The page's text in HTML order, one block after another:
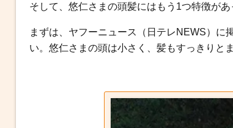
そして、悠仁さまの頭髪にはもう1つ特徴があ
まずは、ヤフーニュース（日テレNEWS）に
い。悠仁さまの頭は小さく、髪もすっきりと